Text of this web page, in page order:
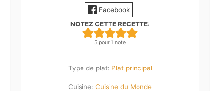
Facebook
NOTEZ CETTE RECETTE:
5 pour 1 note
Type de plat: Plat principal
Cuisine: Cuisine du Monde